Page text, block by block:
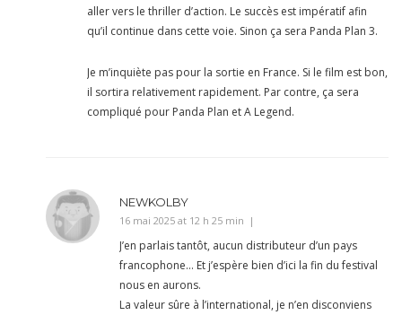
aller vers le thriller d’action. Le succès est impératif afin
qu’il continue dans cette voie. Sinon ça sera Panda Plan 3.
Je m’inquiète pas pour la sortie en France. Si le film est bon,
il sortira relativement rapidement. Par contre, ça sera
compliqué pour Panda Plan et A Legend.
NEWKOLBY
16 mai 2025 at 12 h 25 min
J’en parlais tantôt, aucun distributeur d’un pays
francophone… Et j’espère bien d’ici la fin du festival
nous en aurons.
La valeur sûre à l’international, je n’en disconviens